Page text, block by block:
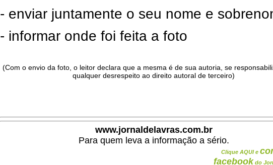
- enviar juntamente o seu nome e
- informar onde foi feita a foto
(Com o envio da foto, o leitor declara que a mesma é de sua autoria, se
qualquer desrespeito ao direito autoral de terceiro)
www.jornaldelavras.com.br
Para quem leva a informação a sério.
Clique AQUI e
facebook do